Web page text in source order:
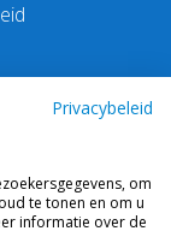
Privacybeleid
om
te tonen en om u
informatie over de